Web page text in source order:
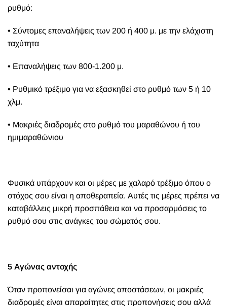
ρυθμό:
• Σύντομες επαναλήψεις των 200 ή 400 μ. με την ελάχιστη
ταχύτητα
• Επαναλήψεις των 800-1.200 μ.
• Ρυθμικό τρέξιμο για να εξασκηθεί στο ρυθμό των 5 ή 10
χλμ.
• Μακριές διαδρομές στο ρυθμό του μαραθώνου ή του
ημιμαραθώνιου
Φυσικά υπάρχουν και οι μέρες με χαλαρό τρέξιμο όπου ο
στόχος σου είναι η αποθεραπεία. Αυτές τις μέρες πρέπει να
καταβάλλεις μικρή προσπάθεια και να προσαρμόσεις το
ρυθμό σου στις ανάγκες του σώματός σου.
5 Αγώνας αντοχής
Όταν προπονείσαι για αγώνες αποστάσεων, οι μακριές
διαδρομές είναι απαραίτητες στις προπονήσεις σου αλλά